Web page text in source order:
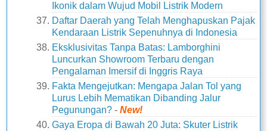
Ikonik dalam Wujud Mobil Listrik Modern
Daftar Daerah yang Telah Menghapuskan Pajak
Kendaraan Listrik Sepenuhnya di Indonesia
Eksklusivitas Tanpa Batas: Lamborghini
Luncurkan Showroom Terbaru dengan
Pengalaman Imersif di Inggris Raya
Fakta Mengejutkan: Mengapa Jalan Tol yang
Lurus Lebih Mematikan Dibanding Jalur
Pegunungan? -New!
Gaya Eropa di Bawah 20 Juta: Skuter Listrik